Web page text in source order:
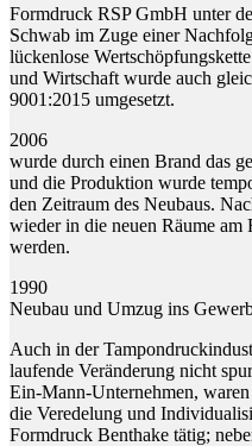
Formdruck RSP GmbH unter
Schwab im Zuge einer
lückenlose
und Wirtschaft wurde auch
9001:2015 umgesetzt.
2006
wurde durch einen Brand das
und die Produktion wurde
den Zeitraum des Neubaus.
wieder in die neuen Räume am
werden.
1990
Neubau und Umzug ins
Auch in der
laufende Veränderung nicht
Ein-Mann-Unternehmen,
die Veredelung und
Formdruck Benthake tätig;